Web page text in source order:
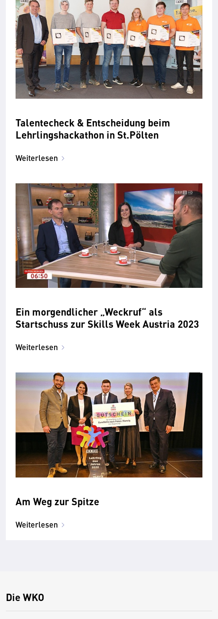
Talentecheck & Entscheidung beim
Lehrlingshackathon in St.Pölten
Weiterlesen
Ein morgendlicher „Weckruf“ als
Startschuss zur Skills Week Austria 2023
Weiterlesen
Am Weg zur Spitze
Weiterlesen
Die WKO